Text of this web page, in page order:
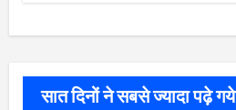
सात दिनों ने सबसे ज्यादा पढ़े गये